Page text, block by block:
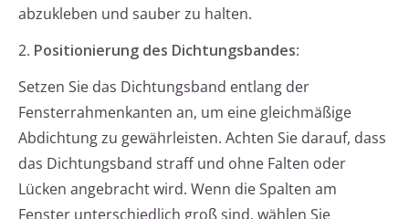
abzukleben und sauber zu halten.
2. Positionierung des Dichtungsbandes:
Setzen Sie das Dichtungsband entlang der
Fensterrahmenkanten an, um eine gleichmäßige
Abdichtung zu gewährleisten. Achten Sie darauf, dass
das Dichtungsband straff und ohne Falten oder
Lücken angebracht wird. Wenn die Spalten am
Fenster unterschiedlich groß sind, wählen Sie